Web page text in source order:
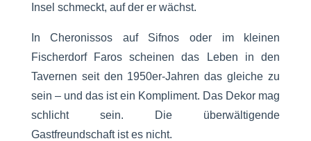
Insel schmeckt, auf der er wächst.
In Cheronissos auf Sifnos oder im kleinen
Fischerdorf Faros scheinen das Leben in den
Tavernen seit den 1950er-Jahren das gleiche zu
sein – und das ist ein Kompliment. Das Dekor mag
schlicht sein. Die überwältigende
Gastfreundschaft ist es nicht.